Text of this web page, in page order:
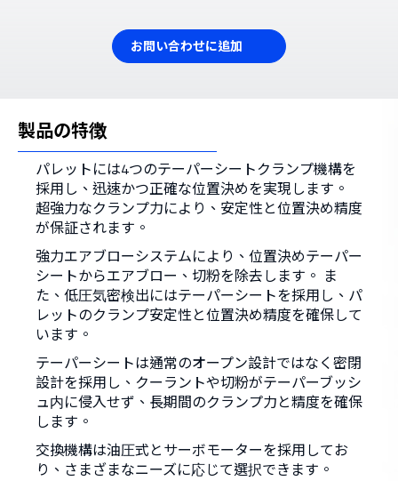
お問い合わせに追加
製品の特徴
パレットには4つのテーパーシートクランプ機構を
採用し、迅速かつ正確な位置決めを実現します。
超強力なクランプ力により、安定性と位置決め精度
が保証されます。
強力エアブローシステムにより、位置決めテーパー
シートからエアブロー、切粉を除去します。 ま
た、低圧気密検出にはテーパーシートを採用し、パ
レットのクランプ安定性と位置決め精度を確保して
います。
テーパーシートは通常のオープン設計ではなく密閉
設計を採用し、クーラントや切粉がテーパーブッシ
ュ内に侵入せず、長期間のクランプ力と精度を確保
します。
交換機構は油圧式とサーボモーターを採用してお
り、さまざまなニーズに応じて選択できます。